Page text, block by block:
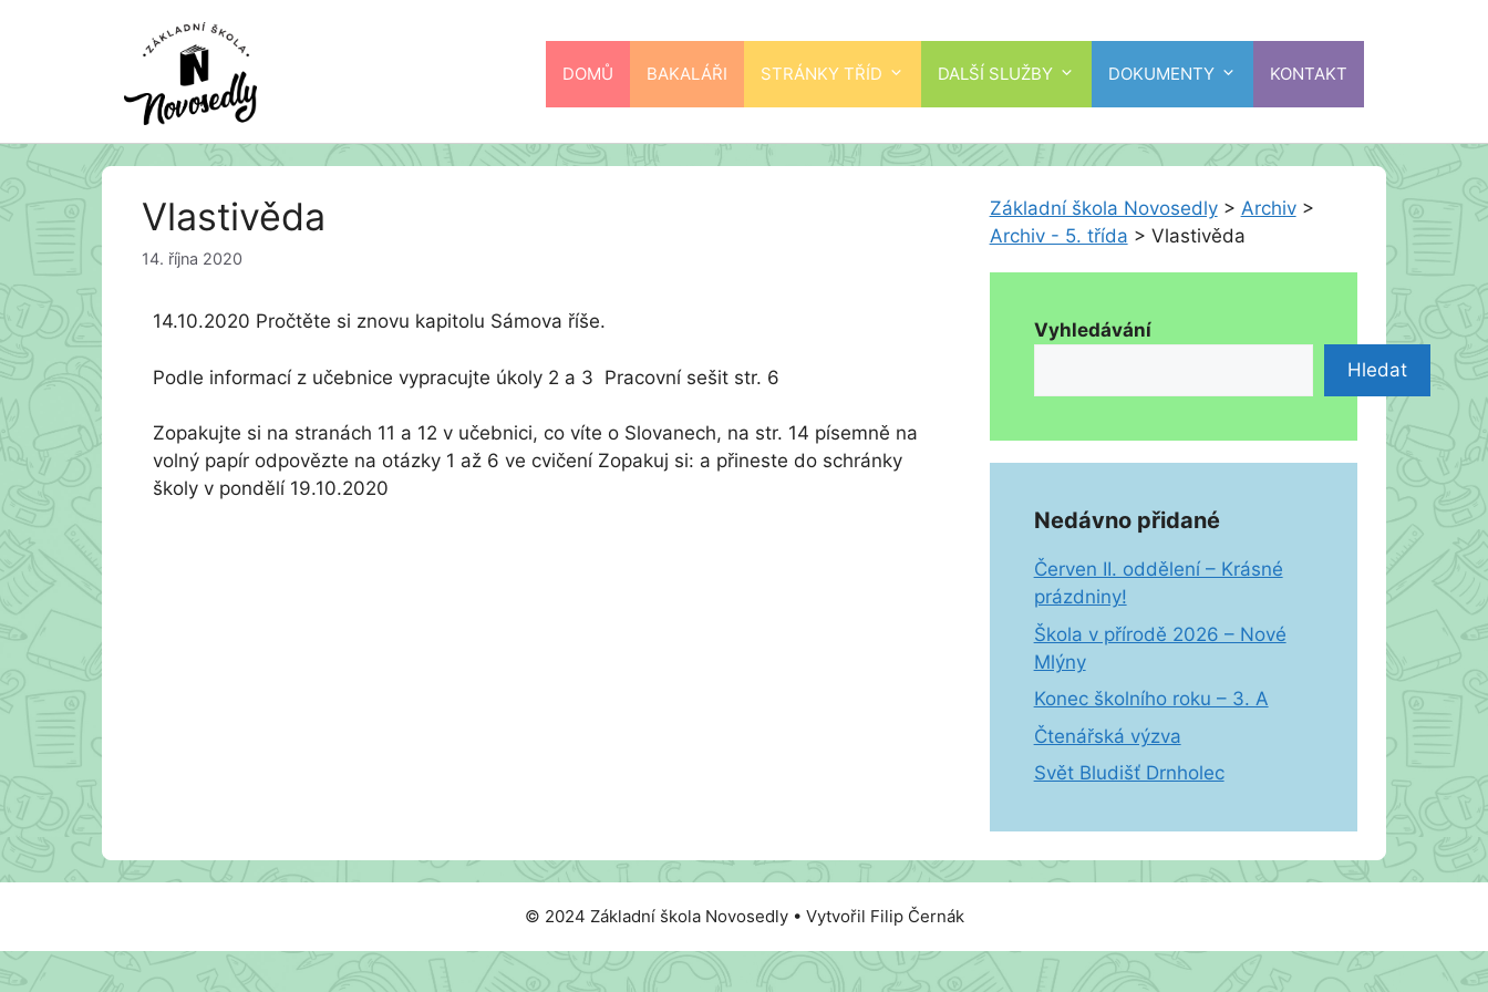
DOMŮ BAKALÁŘI STRÁNKY TŘÍD DALŠÍ SLUŽBY DOKUMENTY KONTAKT
Vlastivěda
14. října 2020
14.10.2020 Pročtěte si znovu kapitolu Sámova říše.
Podle informací z učebnice vypracujte úkoly 2 a 3 Pracovní sešit str. 6
Zopakujte si na stranách 11 a 12 v učebnici, co víte o Slovanech, na str. 14 písemně na
volný papír odpovězte na otázky 1 až 6 ve cvičení Zopakuj si: a přineste do schránky
školy v pondělí 19.10.2020
Základní škola Novosedly> Archiv>
Archiv - 5. třída > Vlastivěda
Vyhledávání
Hledat
Nedávno přidané
Červen II. oddělení – Krásné
prázdniny!
Škola v přírodě 2026 – Nové
Mlýny
Konec školního roku – 3. A
Čtenářská výzva
Svět Bludišť Drnholec
© 2024 Základní škola Novosedly • Vytvořil Filip Černák